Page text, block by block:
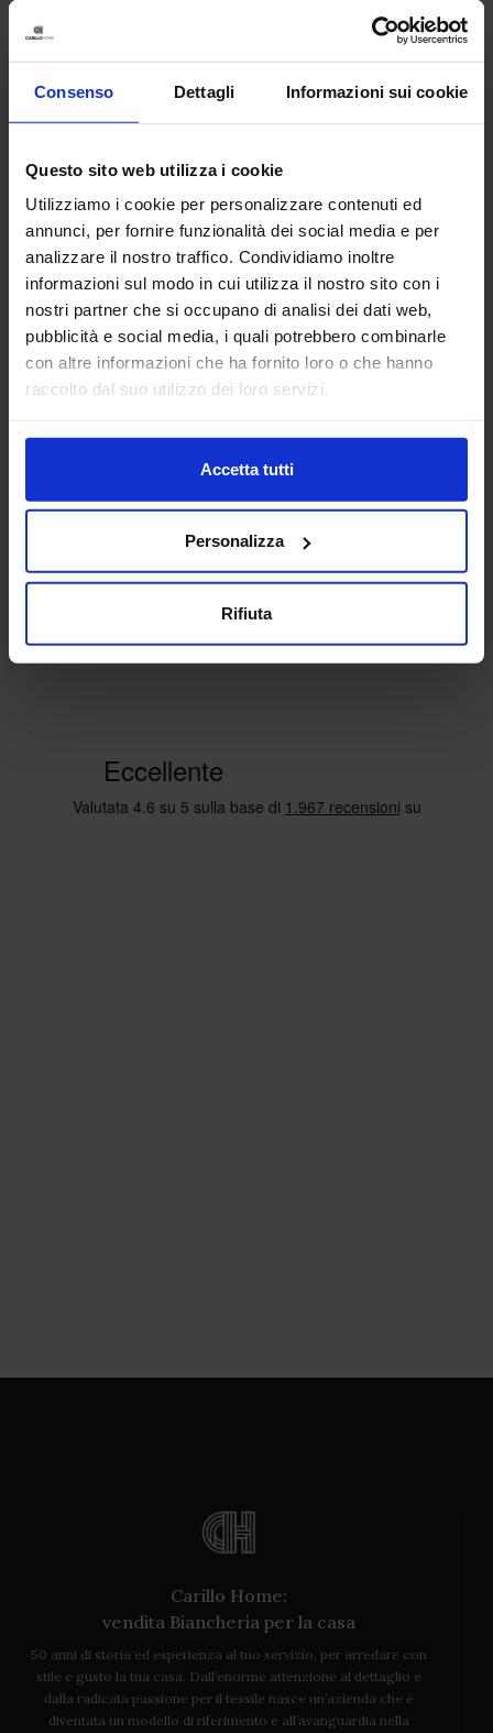
Consenso Dettagli Informazioni sui cookie
Questo sito web utilizza i cookie
Utilizziamo i cookie per personalizzare contenuti ed
annunci, per fornire funzionalità dei social media e per
analizzare il nostro traffico. Condividiamo inoltre
informazioni sul modo in cui utilizza il nostro sito con i
nostri partner che si occupano di analisi dei dati web,
pubblicità e social media, i quali potrebbero combinarle
con altre informazioni che ha fornito loro o che hanno
raccolto dal suo utilizzo dei loro servizi.
Accetta tutti
Personalizza
Rifiuta
Linea oro
Tenda Confezionata Floral
Colori disponibili
Carillo Home:
vendita Biancheria per la casa
50 anni di storia ed esperienza al tuo servizio, per arredare con
stile e gusto la tua casa. Dall’enorme attenzione al dettaglio e
dalla radicata passione per il tessile nasce un’azienda che è
diventata un modello di riferimento e all’avanguardia nella